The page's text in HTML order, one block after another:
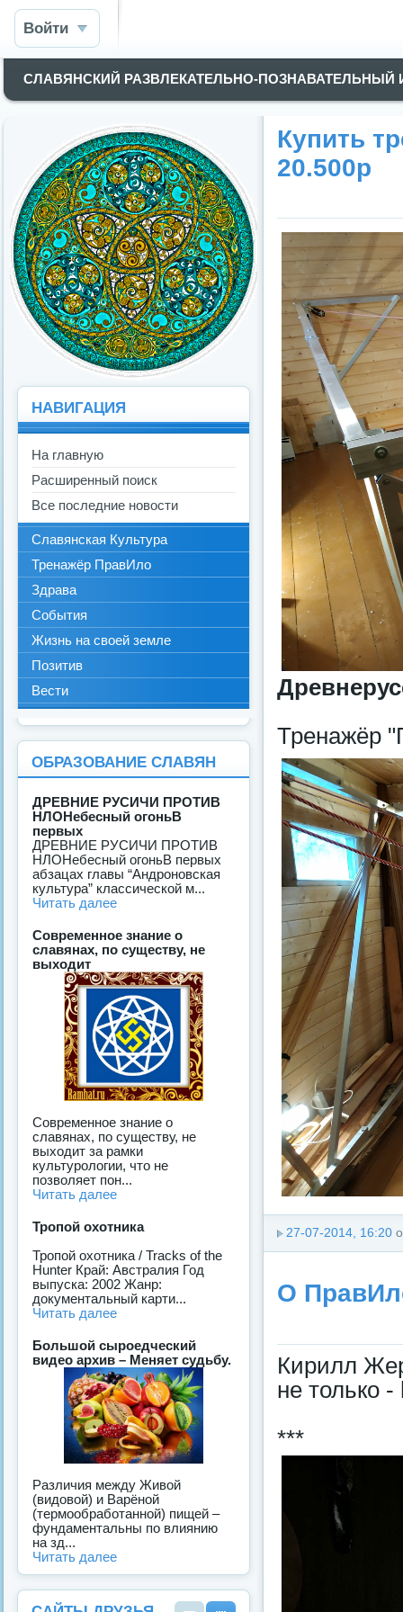
Войти
СЛАВЯНСКИЙ РАЗВЛЕКАТЕЛЬНО-
Купить
20.500р
Тренажёр
27-07-2014, 16:20
О
Кирилл
не только
***
НАВИГАЦИЯ
На главную
Расширенный поиск
Все последние новости
Славянская Культура
Тренажёр ПравИло
Здрава
События
Жизнь на своей земле
Позитив
Вести
ОБРАЗОВАНИЕ СЛАВЯН
ДРЕВНИЕ РУСИЧИ ПРОТИВ
НЛОНебесный огоньВ
первых
ДРЕВНИЕ РУСИЧИ ПРОТИВ
НЛОНебесный огоньВ первых
абзацах главы “Андроновская
культура” классической м...
Читать далее
Современное знание о
славянах, по существу, не
выходит
Современное знание о
славянах, по существу, не
выходит за рамки
культурологии, что не
позволяет пон...
Читать далее
Тропой охотника
Тропой охотника / Tracks of the
Hunter Край: Австралия Год
выпуска: 2002 Жанр:
документальный карти...
Читать далее
Большой сыроедческий
видео архив – Меняет судьбу.
Различия между Живoй
(видовoй) и Вapёнoй
(термообработаннoй) пищей –
фундаментальны по влиянию
на зд...
Читать далее